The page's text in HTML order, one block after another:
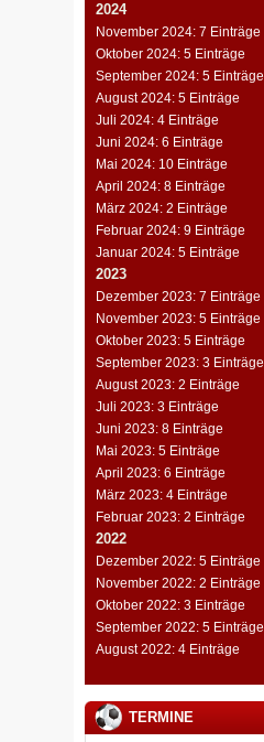
2024
November 2024: 7 Einträge
Oktober 2024: 5 Einträge
September 2024: 5 Einträge
August 2024: 5 Einträge
Juli 2024: 4 Einträge
Juni 2024: 6 Einträge
Mai 2024: 10 Einträge
April 2024: 8 Einträge
März 2024: 2 Einträge
Februar 2024: 9 Einträge
Januar 2024: 5 Einträge
2023
Dezember 2023: 7 Einträge
November 2023: 5 Einträge
Oktober 2023: 5 Einträge
September 2023: 3 Einträge
August 2023: 2 Einträge
Juli 2023: 3 Einträge
Juni 2023: 8 Einträge
Mai 2023: 5 Einträge
April 2023: 6 Einträge
März 2023: 4 Einträge
Februar 2023: 2 Einträge
2022
Dezember 2022: 5 Einträge
November 2022: 2 Einträge
Oktober 2022: 3 Einträge
September 2022: 5 Einträge
August 2022: 4 Einträge
TERMINE